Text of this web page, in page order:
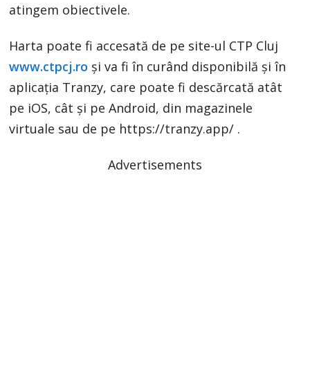
atingem obiectivele.
Harta poate fi accesată de pe site-ul CTP Cluj
www.ctpcj.ro și va fi în curând disponibilă și în
aplicația Tranzy, care poate fi descărcată atât
pe iOS, cât și pe Android, din magazinele
virtuale sau de pe https://tranzy.app/ .
Advertisements